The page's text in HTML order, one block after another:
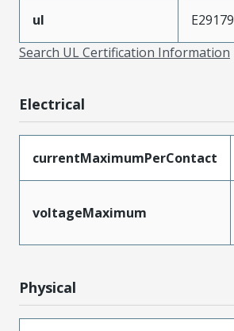
ul
E29179
Search UL Certification Information
Electrical
currentMaximumPerContact
voltageMaximum
Physical